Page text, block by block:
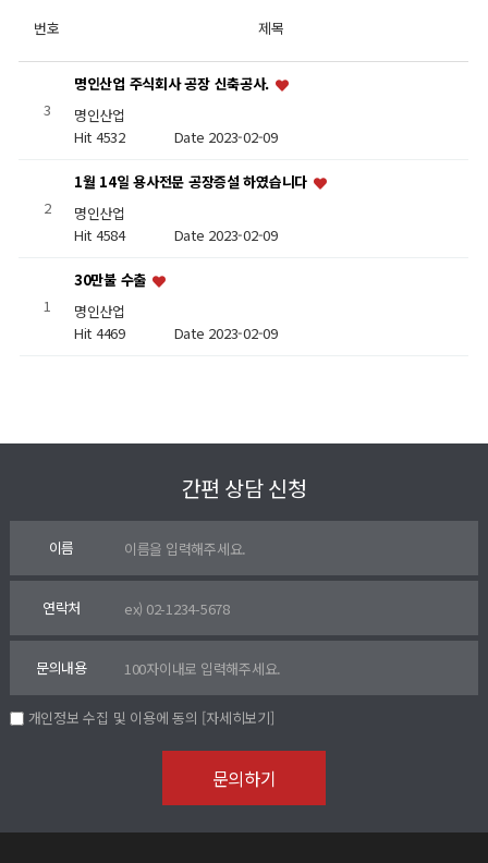
번호 제목
3
명인산업 주식회사 공장 신축공사.
명인산업
Hit 4532 Date 2023-02-09
2
1월 14일 용사전문 공장증설 하였습니다
명인산업
Hit 4584 Date 2023-02-09
1
30만불 수출
명인산업
Hit 4469 Date 2023-02-09
간편 상담 신청
이름
연락처
문의내용
개인정보 수집 및 이용에 동의 [자세히보기]